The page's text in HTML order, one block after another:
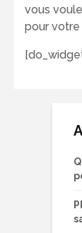
vous
pour votre